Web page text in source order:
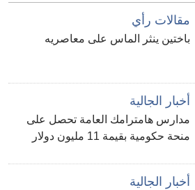
مقالات رأي
باختين ينثر الماس على معاصريه
أخبار الجالية
مدارس هامترامك العامة تحصل على
منحة حكومية بقيمة 11 مليون دولار
أخبار الجالية